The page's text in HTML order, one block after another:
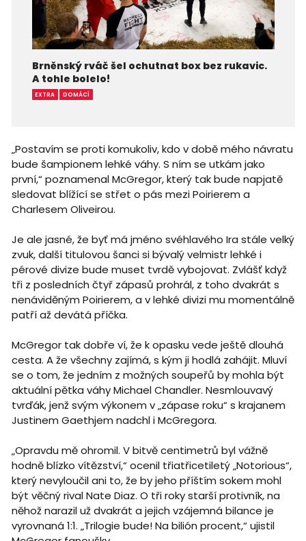
Brněnský rváč šel ochutnat box bez rukavic.
A tohle bolelo!
EXTRA DOMÁCÍ
„Postavím se proti komukoliv, kdo v době mého návratu
bude šampionem lehké váhy. S ním se utkám jako
první,“ poznamenal McGregor, který tak bude napjatě
sledovat blížící se střet o pás mezi Poirierem a
Charlesem Oliveirou.
Je ale jasné, že byť má jméno svéhlavého Ira stále velký
zvuk, další titulovou šanci si bývalý velmistr lehké i
pérové divize bude muset tvrdě vybojovat. Zvlášť když
tři z posledních čtyř zápasů prohrál, z toho dvakrát s
nenáviděným Poirierem, a v lehké divizi mu momentálně
patří až devátá příčka.
McGregor tak dobře ví, že k opasku vede ještě dlouhá
cesta. A že všechny zajímá, s kým ji hodlá zahájit. Mluví
se o tom, že jedním z možných soupeřů by mohla být
aktuální pětka váhy Michael Chandler. Nesmlouvavý
tvrďák, jenž svým výkonem v „zápase roku“ s krajanem
Justinem Gaethjem nadchl i McGregora.
„Opravdu mě ohromil. V bitvě centimetrů byl vážně
hodně blízko vítězství,“ ocenil třiatřicetiletý „Notorious“,
který nevyloučil ani to, že by jeho příštím sokem mohl
být věčný rival Nate Diaz. O tři roky starší protivník, na
něhož narazil už dvakrát a jejich vzájemná bilance je
vyrovnaná 1:1. „Trilogie bude! Na bilión procent,“ ujistil